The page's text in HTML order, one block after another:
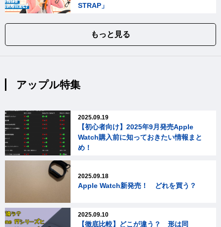
STRAP」
もっと見る
アップル特集
2025.09.19
【初心者向け】2025年9月発売Apple
Watch購入前に知っておきたい情報まと
め！
2025.09.18
Apple Watch新発売！ どれを買う？
2025.09.10
【徹底比較】どこが違う？ 形は同